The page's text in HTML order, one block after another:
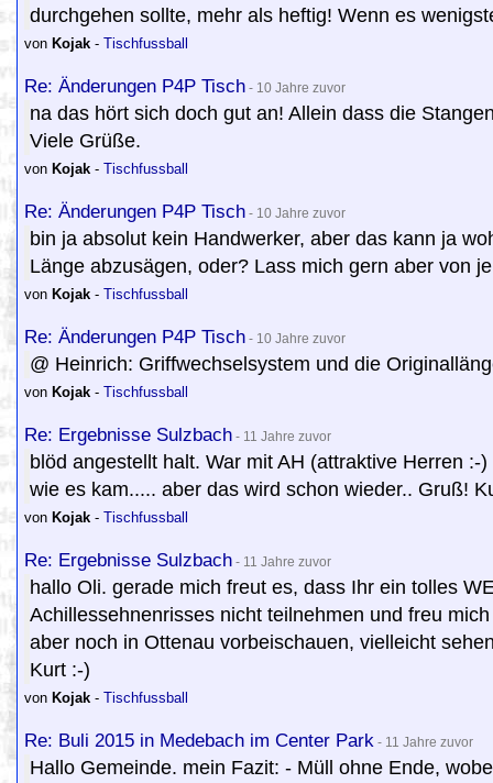
durchgehen sollte, mehr als heftig! Wenn es
von Kojak - Tischfussball
Re: Änderungen P4P Tisch - 10 Jahre zuvor
na das hört sich doch gut an! Allein dass die
Viele Grüße.
von Kojak - Tischfussball
Re: Änderungen P4P Tisch - 10 Jahre zuvor
bin ja absolut kein Handwerker, aber das kann ja
Länge abzusägen, oder? Lass mich gern aber von
von Kojak - Tischfussball
Re: Änderungen P4P Tisch - 10 Jahre zuvor
@ Heinrich: Griffwechselsystem und die
von Kojak - Tischfussball
Re: Ergebnisse Sulzbach - 11 Jahre zuvor
blöd angestellt halt. War mit AH (attraktive Herren
wie es kam..... aber das wird schon wieder.. Gruß!
von Kojak - Tischfussball
Re: Ergebnisse Sulzbach - 11 Jahre zuvor
hallo Oli. gerade mich freut es, dass Ihr ein tolles
Achillessehnenrisses nicht teilnehmen und freu
aber noch in Ottenau vorbeischauen, vielleicht
Kurt :-)
von Kojak - Tischfussball
Re: Buli 2015 in Medebach im Center Park - 11 Jahre zuvor
Hallo Gemeinde. mein Fazit: - Müll ohne Ende,